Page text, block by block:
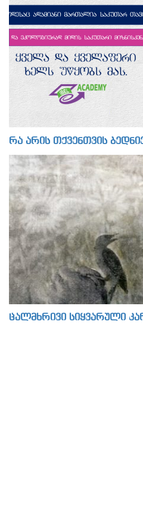
რა არის თქვენთვის
ცალმხრივი სიყვარული